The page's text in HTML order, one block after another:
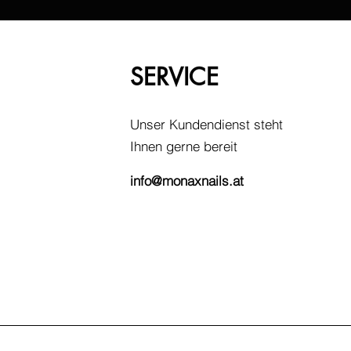
SERVICE
Unser Kundendienst steht
Ihnen gerne bereit
info@monaxnails.at